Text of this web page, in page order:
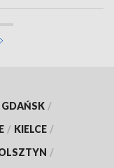
GDAŃSK /
/ KIELCE /
/